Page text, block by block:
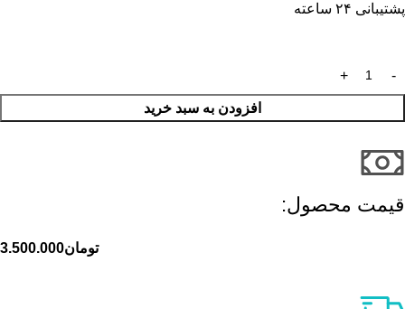
پشتیبانی ۲۴ ساعته
افزودن به سبد خرید
قیمت محصول:​
تومان3.500.000